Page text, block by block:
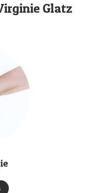
Glatz